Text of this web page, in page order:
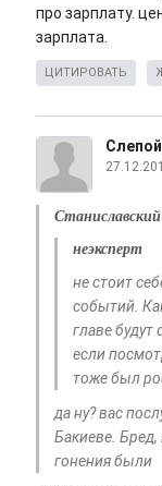
про зарплату.
зарплата.
ЦИТИРОВАТЬ
Слепой
Станиславский
неэксперт
не стоит
событий.
главе будут
если
тоже был
да ну? вас
Бакиеве.
гонения были